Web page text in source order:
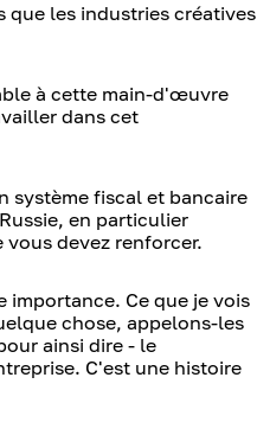
que les industries créatives
à cette main-d'œuvre
dans cet
système fiscal et bancaire
en particulier
devez renforcer.
Ce que je vois
chose, appelons-les
ainsi dire - le
C'est une histoire